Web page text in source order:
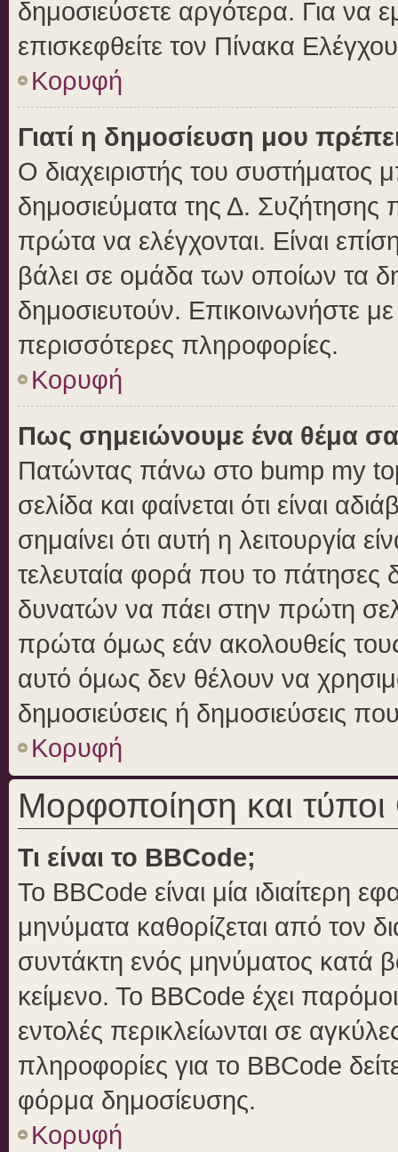
δημοσιεύσετε αργότερα. Για να
επισκεφθείτε τον Πίνακα
Κορυφή
Γιατί η δημοσίευση μου
Ο διαχειριστής του συστήματος
δημοσιεύματα της Δ. Συζήτησης
πρώτα να ελέγχονται. Είναι
βάλει σε ομάδα των οποίων τα
δημοσιευτούν. Επικοινωνήστε
περισσότερες πληροφορίες.
Κορυφή
Πως σημειώνουμε ένα θέμα
Πατώντας πάνω στο bump my
σελίδα και φαίνεται ότι είναι
σημαίνει ότι αυτή η λειτουργία
τελευταία φορά που το πάτησες
δυνατών να πάει στην πρώτη
πρώτα όμως εάν ακολουθείς
αυτό όμως δεν θέλουν να
δημοσιεύσεις ή δημοσιεύσεις
Κορυφή
Μορφοποίηση και
Τι είναι το BBCode;
Το BBCode είναι μία ιδιαίτερη
μηνύματα καθορίζεται από τον
συντάκτη ενός μηνύματος κατά
κείμενο. Το BBCode έχει
εντολές περικλείωνται σε
πληροφορίες για το BBCode
φόρμα δημοσίευσης.
Κορυφή